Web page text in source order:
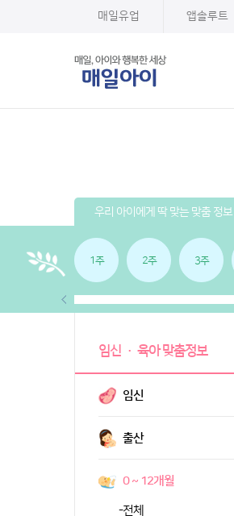
매일유업 앱솔루트
우리 아이에게 딱 맞는 맞춤 정보
1주 2주 3주
임신 · 육아 맞춤정보
임신
출산
0 ~ 12개월
-전체